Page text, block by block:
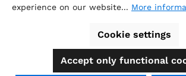
Supermarkt-Team / BVD Europe
All prices incl. VAT plus shipping costsand
experience on our website... More
Cookie settings
Accept only functional